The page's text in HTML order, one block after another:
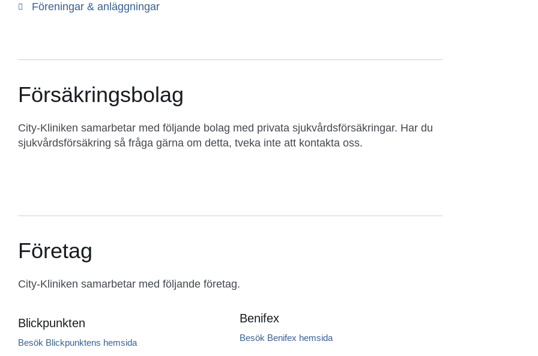
Föreningar & anläggningar
Försäkringsbolag
City-Kliniken samarbetar med följande bolag med privata sjukvårdsförsäkringar. Har du
sjukvårdsförsäkring så fråga gärna om detta, tveka inte att kontakta oss.
Företag
City-Kliniken samarbetar med följande företag.
Blickpunkten
Besök Blickpunktens hemsida
Benifex
Besök Benifex hemsida